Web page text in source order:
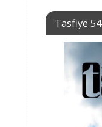
Tasfiye 54